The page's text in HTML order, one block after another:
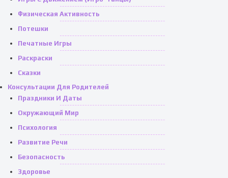
Физическая Активность
Потешки
Печатные Игры
Раскраски
Сказки
Консультации Для Родителей
Праздники И Даты
Окружающий Мир
Психология
Развитие Речи
Безопасность
Здоровье